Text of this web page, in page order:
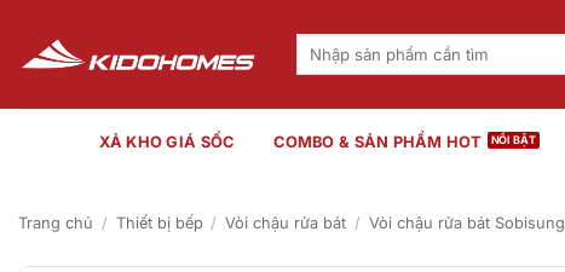
nội
dung
Tìm
XẢ KHO GIÁ SỐC COMBO & SẢN PHẨM HOT
Trang chủ / Thiết bị bếp / Vòi chậu rửa bát / Vòi chậu rửa bát Sobisung